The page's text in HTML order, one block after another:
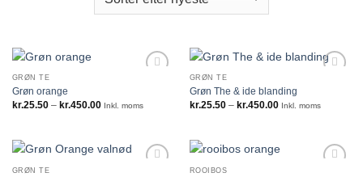
GRØN TE
Grøn orange
kr.25.50 – kr.450.00Prisinterval:
Inkl. moms
GRØN TE
Grøn The & ide blanding
kr.25.50 – kr.450.00Prisinterval:
Inkl. moms
GRØN TE ROOIBOS